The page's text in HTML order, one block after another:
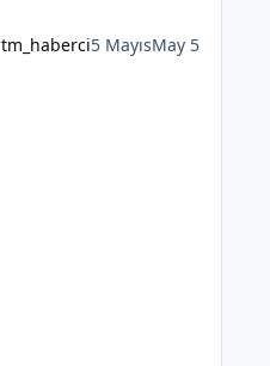
tm_haberci5 MayısMay 5